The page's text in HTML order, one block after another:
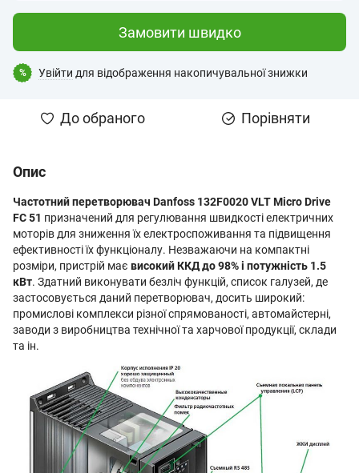
Замовити швидко
% Увійти для відображення накопичувальної знижки
До обраного Порівняти
Опис
Частотний перетворювач Danfoss 132F0020 VLT Micro Drive
FC 51 призначений для регулювання швидкості електричних
моторів для зниження їх електроспоживання та підвищення
ефективності їх функціоналу. Незважаючи на компактні
розміри, пристрій має високий ККД до 98% і потужність 1.5
кВт. Здатний виконувати безліч функцій, список галузей, де
застосовується даний перетворювач, досить широкий:
промислові комплекси різної спрямованості, автомайстерні,
заводи з виробництва технічної та харчової продукції, склади
та ін.